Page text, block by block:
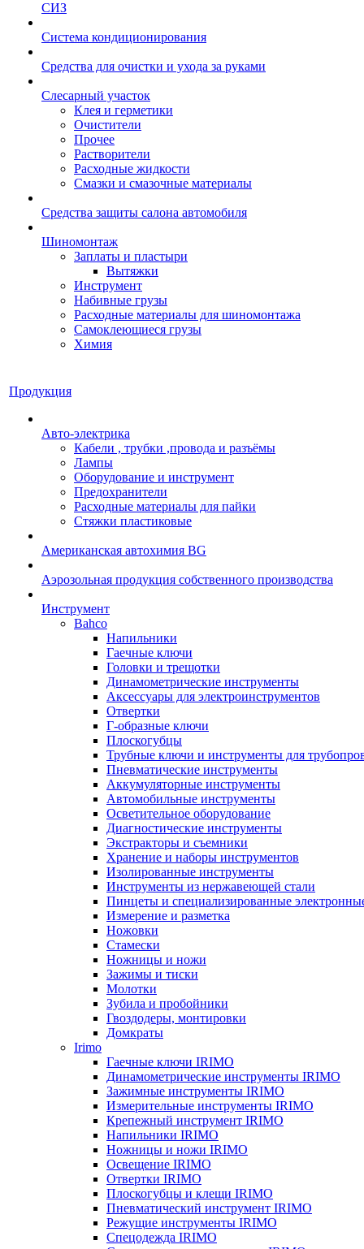
СИЗ
Система кондиционирования
Средства для очистки и ухода за руками
Слесарный участок
Клея и герметики
Очистители
Прочее
Растворители
Расходные жидкости
Смазки и смазочные материалы
Средства защиты салона автомобиля
Шиномонтаж
Заплаты и пластыри
Вытяжки
Инструмент
Набивные грузы
Расходные материалы для шиномонтажа
Самоклеющиеся грузы
Химия
Продукция
Авто-электрика
Кабели , трубки ,провода и разъёмы
Лампы
Оборудование и инструмент
Предохранители
Расходные материалы для пайки
Стяжки пластиковые
Американская автохимия BG
Аэрозольная продукция собственного производства
Инструмент
Bahco
Напильники
Гаечные ключи
Головки и трещотки
Динамометрические инструменты
Аксессуары для электроинструментов
Отвертки
Г-образные ключи
Плоскогубцы
Трубные ключи и инструменты для
Пневматические инструменты
Аккумуляторные инструменты
Автомобильные инструменты
Осветительное оборудование
Диагностические инструменты
Экстракторы и съемники
Хранение и наборы инструментов
Изолированные инструменты
Инструменты из нержавеющей стали
Пинцеты и специализированные
Измерение и разметка
Ножовки
Стамески
Ножницы и ножи
Зажимы и тиски
Молотки
Зубила и пробойники
Гвоздодеры, монтировки
Домкраты
Irimo
Гаечные ключи IRIMO
Динамометрические инструменты IRIMO
Зажимные инструменты IRIMO
Измерительные инструменты IRIMO
Крепежный инструмент IRIMO
Напильники IRIMO
Ножницы и ножи IRIMO
Освещение IRIMO
Отвертки IRIMO
Плоскогубцы и клещи IRIMO
Пневматический инструмент IRIMO
Режущие инструменты IRIMO
Спецодежда IRIMO